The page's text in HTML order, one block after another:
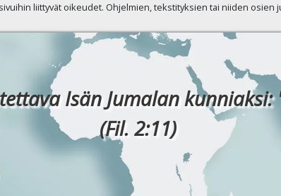
liittyvät oikeudet. Ohjelmien, tekstityksien tai niiden
Isän Jumalan kunniaksi:
(Fil. 2:11)